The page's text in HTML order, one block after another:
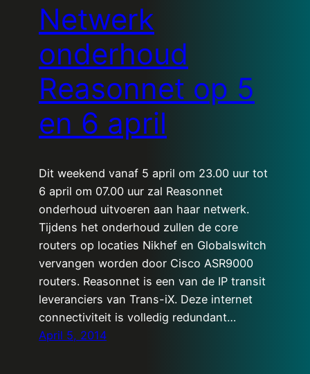
Netwerk
onderhoud
Reasonnet op 5
en 6 april
Dit weekend vanaf 5 april om 23.00 uur tot
6 april om 07.00 uur zal Reasonnet
onderhoud uitvoeren aan haar netwerk.
Tijdens het onderhoud zullen de core
routers op locaties Nikhef en Globalswitch
vervangen worden door Cisco ASR9000
routers. Reasonnet is een van de IP transit
leveranciers van Trans-iX. Deze internet
connectiviteit is volledig redundant…
April 5, 2014